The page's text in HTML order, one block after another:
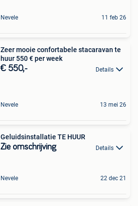
Nevele 11 feb 26
Zeer mooie confortabele stacaravan te
huur 550 € per week
€ 550,- Details
Nevele 13 mei 26
Geluidsinstallatie TE HUUR
Zie omschrijving Details
Nevele 22 dec 21